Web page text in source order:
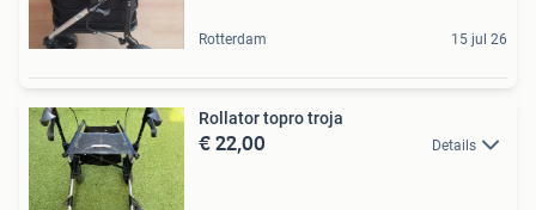
Rotterdam 15 jul 26
Rollator topro troja
€ 22,00 Details